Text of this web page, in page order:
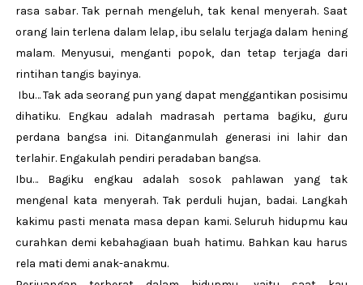
rasa sabar. Tak pernah mengeluh, tak kenal menyerah. Saat
orang lain terlena dalam lelap, ibu selalu terjaga dalam hening
malam. Menyusui, menganti popok, dan tetap terjaga dari
rintihan tangis bayinya.
Ibu… Tak ada seorang pun yang dapat menggantikan posisimu
dihatiku. Engkau adalah madrasah pertama bagiku, guru
perdana bangsa ini. Ditanganmulah generasi ini lahir dan
terlahir. Engakulah pendiri peradaban bangsa.
Ibu… Bagiku engkau adalah sosok pahlawan yang tak
mengenal kata menyerah. Tak perduli hujan, badai. Langkah
kakimu pasti menata masa depan kami. Seluruh hidupmu kau
curahkan demi kebahagiaan buah hatimu. Bahkan kau harus
rela mati demi anak-anakmu.